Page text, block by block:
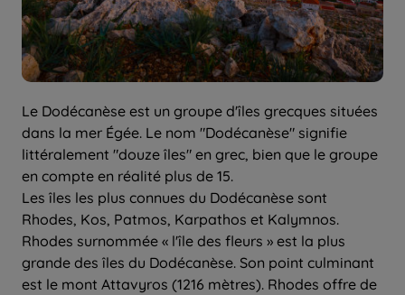
Le Dodécanèse est un groupe d'îles grecques situées
dans la mer Égée. Le nom "Dodécanèse" signifie
littéralement "douze îles" en grec, bien que le groupe
en compte en réalité plus de 15.
Les îles les plus connues du Dodécanèse sont
Rhodes, Kos, Patmos, Karpathos et Kalymnos.
Rhodes surnommée « l'île des fleurs » est la plus
grande des îles du Dodécanèse. Son point culminant
est le mont Attavyros (1216 mètres). Rhodes offre de